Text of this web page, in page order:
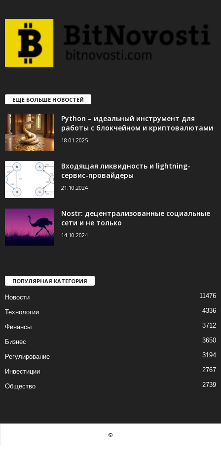
ЕЩЁ БОЛЬШЕ НОВОСТЕЙ
Python – идеальный инструмент для
работы с блокчейном и криптовалютами
18.01.2025
Входящая ликвидность и lightning-
сервис-провайдеры
21.10.2024
Nostr: децентрализованные социальные
сети и не только
14.10.2024
ПОПУЛЯРНАЯ КАТЕГОРИЯ
Новости 11476
Технологии 4336
Финансы 3712
Бизнес 3650
Регулирование 3194
Инвестиции 2767
Общество 2739
©